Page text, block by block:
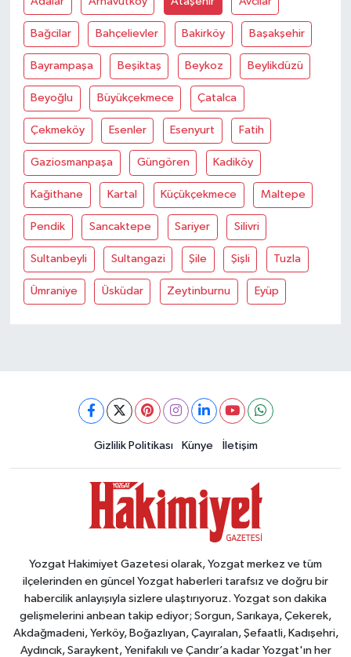
Bağcilar Bahçelievler Bakirköy Başakşehir
Bayrampaşa Beşiktaş Beykoz Beylikdüzü
Beyoğlu Büyükçekmece Çatalca
Çekmeköy Esenler Esenyurt Fatih
Gaziosmanpaşa Güngören Kadiköy
Kağithane Kartal Küçükçekmece Maltepe
Pendik Sancaktepe Sariyer Silivri
Sultanbeyli Sultangazi Şile Şişli Tuzla
Ümraniye Üsküdar Zeytinburnu Eyüp
Gizlilik Politikası Künye İletişim
Yozgat Hakimiyet Gazetesi olarak, Yozgat merkez ve tüm
ilçelerinden en güncel Yozgat haberleri tarafsız ve doğru bir
habercilik anlayışıyla sizlere ulaştırıyoruz. Yozgat son dakika
gelişmelerini anbean takip ediyor; Sorgun, Sarıkaya, Çekerek,
Akdağmadeni, Yerköy, Boğazlıyan, Çayıralan, Şefaatli, Kadışehri,
Aydıncık, Saraykent, Yenifakılı ve Çandır’a kadar Yozgat'ın her